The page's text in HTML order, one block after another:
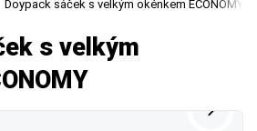
Doypack sáček s velkým okénkem ECONOMY
s velkým
nebo ověření kapacity balení.
předmětů.